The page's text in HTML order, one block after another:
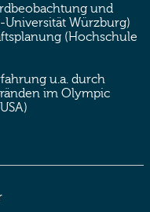
und
Würzburg)
(Hochschule
u.a. durch
im Olympic